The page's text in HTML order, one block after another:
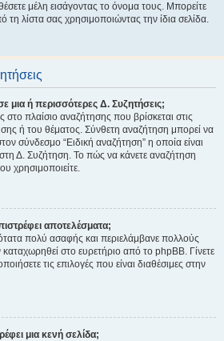
μέλη εισάγοντας το όνομα τους. Μπορείτε
τη λίστα σας χρησιμοποιώντας την ίδια σελίδα.
ή περισσότερες Δ. Συζητήσεις;
στο πλαίσιο αναζήτησης που βρίσκεται στις
ή του θέματος. Σύνθετη αναζήτηση μπορεί να
σύνδεσμο “Ειδική αναζήτηση” η οποία είναι
στη Δ. Συζήτηση. Το πώς να κάνετε αναζήτηση
χρησιμοποιείτε.
αποτελέσματα;
πολύ ασαφής και περιελάμβανε πολλούς
στο ευρετήριο από το phpBB. Γίνετε
τις επιλογές που είναι διαθέσιμες στην
μια κενή σελίδα;